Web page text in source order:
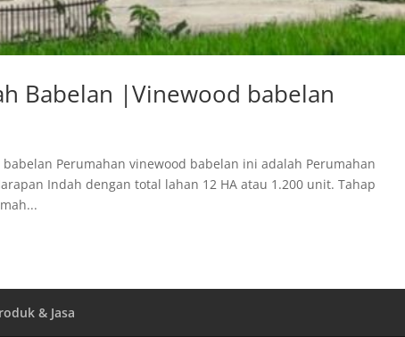
Babelan |Vinewood babelan
Perumahan vinewood babelan ini adalah Perumahan
Indah dengan total lahan 12 HA atau 1.200 unit. Tahap
& Jasa